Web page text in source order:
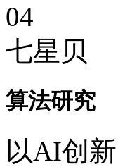
04
七星贝
算法研究
以AI创